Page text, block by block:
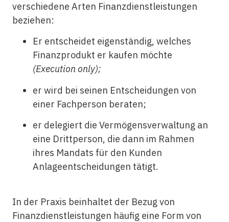
verschiedene Arten Finanzdienstleistungen
beziehen:
Er entscheidet eigenständig, welches
Finanzprodukt er kaufen möchte
(Execution only);
er wird bei seinen Entscheidungen von
einer Fachperson beraten;
er delegiert die Vermögensverwaltung an
eine Drittperson, die dann im Rahmen
ihres Mandats für den Kunden
Anlageentscheidungen tätigt.
In der Praxis beinhaltet der Bezug von
Finanzdienstleistungen häufig eine Form von